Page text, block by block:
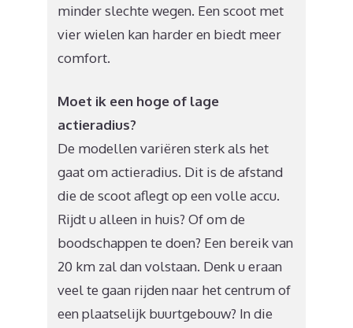
minder slechte wegen. Een scoot met
vier wielen kan harder en biedt meer
comfort.
Moet ik een hoge of lage
actieradius?
De modellen variëren sterk als het
gaat om actieradius. Dit is de afstand
die de scoot aflegt op een volle accu.
Rijdt u alleen in huis? Of om de
boodschappen te doen? Een bereik van
20 km zal dan volstaan. Denk u eraan
veel te gaan rijden naar het centrum of
een plaatselijk buurtgebouw? In die